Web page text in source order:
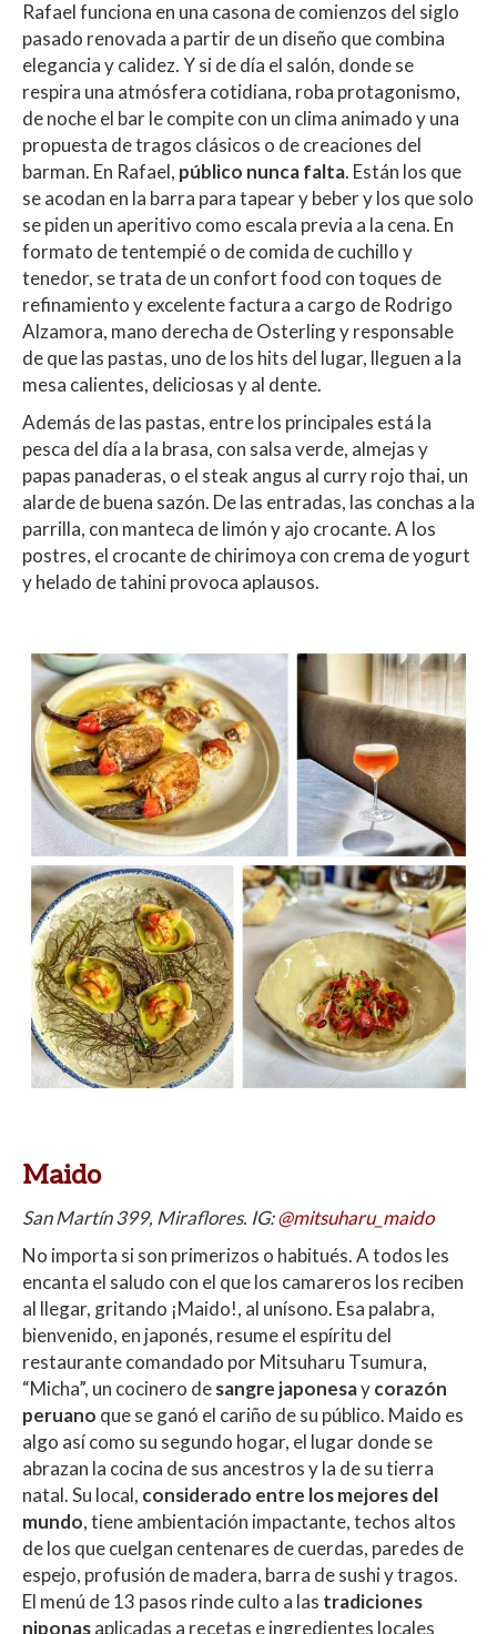
Rafael funciona en una casona de comienzos del siglo
pasado renovada a partir de un diseño que combina
elegancia y calidez. Y si de día el salón, donde se
respira una atmósfera cotidiana, roba protagonismo,
de noche el bar le compite con un clima animado y una
propuesta de tragos clásicos o de creaciones del
barman. En Rafael, público nunca falta. Están los que
se acodan en la barra para tapear y beber y los que solo
se piden un aperitivo como escala previa a la cena. En
formato de tentempié o de comida de cuchillo y
tenedor, se trata de un confort food con toques de
refinamiento y excelente factura a cargo de Rodrigo
Alzamora, mano derecha de Osterling y responsable
de que las pastas, uno de los hits del lugar, lleguen a la
mesa calientes, deliciosas y al dente.
Además de las pastas, entre los principales está la
pesca del día a la brasa, con salsa verde, almejas y
papas panaderas, o el steak angus al curry rojo thai, un
alarde de buena sazón. De las entradas, las conchas a la
parrilla, con manteca de limón y ajo crocante. A los
postres, el crocante de chirimoya con crema de yogurt
y helado de tahini provoca aplausos.
Maido
San Martín 399, Miraflores. IG:@mitsuharu_maido
No importa si son primerizos o habitués. A todos les
encanta el saludo con el que los camareros los reciben
al llegar, gritando ¡Maido!, al unísono. Esa palabra,
bienvenido, en japonés, resume el espíritu del
restaurante comandado por Mitsuharu Tsumura,
“Micha”, un cocinero desangre japonesaycorazón
peruano que se ganó el cariño de su público. Maido es
algo así como su segundo hogar, el lugar donde se
abrazan la cocina de sus ancestros y la de su tierra
natal. Su local, considerado entre los mejores del
mundo, tiene ambientación impactante, techos altos
de los que cuelgan centenares de cuerdas, paredes de
espejo, profusión de madera, barra de sushi y tragos.
El menú de 13 pasos rinde culto a las tradiciones
niponasaplicadas a recetas e ingredientes locales